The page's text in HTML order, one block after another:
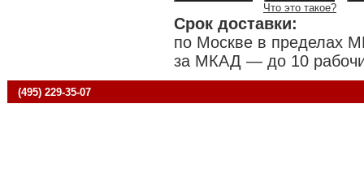
Что это такое?
Срок доставки:
по Москве в пределах
за МКАД — до 10
(495) 229-35-07